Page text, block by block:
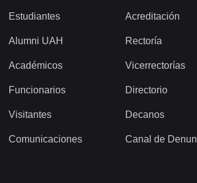
Estudiantes
Alumni UAH
Académicos
Funcionarios
Visitantes
Comunicaciones
Acreditación
Rectoría
Vicerrectorías
Directorio
Decanos
Canal de